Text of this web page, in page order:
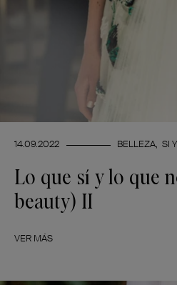
14.09.2022 BELLEZA SI
Lo que sí y lo que
beauty) II
VER MÁS